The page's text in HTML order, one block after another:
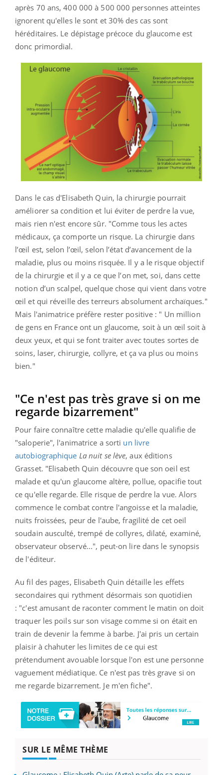
après 70 ans, 400 000 à 500 000 personnes atteintes
ignorent qu'elles le sont et 30% des cas sont
héréditaires. Le dépistage précoce du glaucome est
donc primordial.
Dans le cas d'Elisabeth Quin, la chirurgie pourrait
améliorer sa condition et lui éviter de perdre la vue,
mais rien n'est encore sûr. "Comme tous les actes
médicaux, ça comporte un risque. La chirurgie dans
l’œil est, selon l’œil, selon l’état d’avancement de la
maladie, plus ou moins risquée. Il y a le risque objectif
de la chirurgie et il y a ce que l’on met, soi, dans cette
notion d’un scalpel, quelque chose qui vient dans votre
œil et qui réveille des terreurs absolument archaïques."
Mais l'animatrice préfère rester positive : " Un million
de gens en France ont un glaucome, soit à un œil soit à
deux yeux, et qui se font traiter avec toutes sortes de
soins, laser, chirurgie, collyre, et ça va plus ou moins
bien."
"Ce n'est pas très grave si on me
regarde bizarrement"
Pour faire connaître cette maladie qu'elle qualifie de
"saloperie", l'animatrice a sorti un livre
autobiographique La nuit se lève, aux éditions
Grasset. "Elisabeth Quin découvre que son oeil est
malade et qu'un glaucome altère, pollue, opacifie tout
ce qu'elle regarde. Elle risque de perdre la vue. Alors
commence le combat contre l'angoisse et la maladie,
nuits froissées, peur de l'aube, fragilité de cet oeil
soudain ausculté, trempé de collyres, dilaté, examiné,
observateur observé...", peut-on lire dans le synopsis
de l'éditeur.
Au fil des pages, Elisabeth Quin détaille les effets
secondaires qui rythment désormais son quotidien
: "c'est amusant de raconter comment le matin on doit
traquer les poils sur son visage comme si on était en
train de devenir la femme à barbe. J'ai pris un certain
plaisir à chahuter les limites de ce qui est
prétendument avouable lorsque l'on est une personne
vaguement médiatique. Ce n'est pas très grave si on
me regarde bizarrement. Je m'en fiche".
SUR LE MÊME THÈME